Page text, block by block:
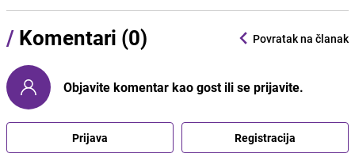
/ Komentari (0) Povratak na članak
Objavite komentar kao gost ili se prijavite.
Prijava Registracija